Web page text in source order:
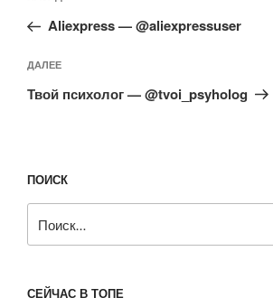
по
записям
запись:
Aliexpress — @aliexpressuser
Следующая
запись
ДАЛЕЕ
Твой психолог — @tvoi_psyholog
ПОИСК
СЕЙЧАС В ТОПЕ